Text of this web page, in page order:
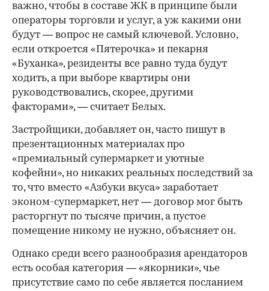
важно, чтобы в составе ЖК в принципе были
операторы торговли и услуг, а уж какими они
будут — вопрос не самый ключевой. Условно,
если откроется «Пятерочка» и пекарня
«Буханка», резиденты все равно туда будут
ходить, а при выборе квартиры они
руководствовались, скорее, другими
факторами», — считает Белых.
Застройщики, добавляет он, часто пишут в
презентационных материалах про
«премиальный супермаркет и уютные
кофейни», но никаких реальных последствий за
то, что вместо «Азбуки вкуса» заработает
эконом-супермаркет, нет — договор мог быть
расторгнут по тысяче причин, а пустое
помещение никому не нужно, объясняет он.
Однако среди всего разнообразия арендаторов
есть особая категория — «якорники», чье
присутствие само по себе является посланием